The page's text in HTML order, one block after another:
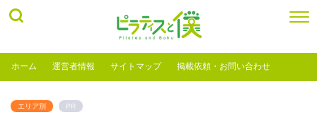
ホーム 運営者情報 サイトマップ 掲載依頼・お問い合わせ
エリア別 PR